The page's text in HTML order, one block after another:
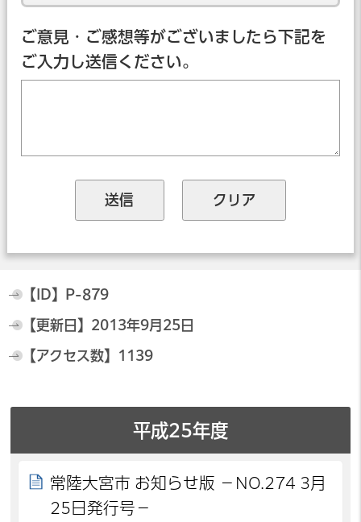
ご意見・ご感想等がございましたら下記を
ご入力し送信ください。
【ID】 P-879
【更新日】 2013年9月25日
【アクセス数】 1139
平成25年度
常陸大宮市 お知らせ版 －NO.274 3月
25日発行号－